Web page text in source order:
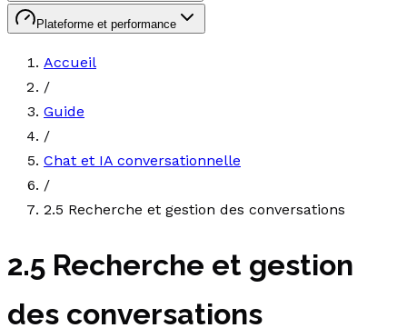
Plateforme et performance
Accueil
/
Guide
/
Chat et IA conversationnelle
/
2.5 Recherche et gestion des conversations
2.5 Recherche et gestion
des conversations